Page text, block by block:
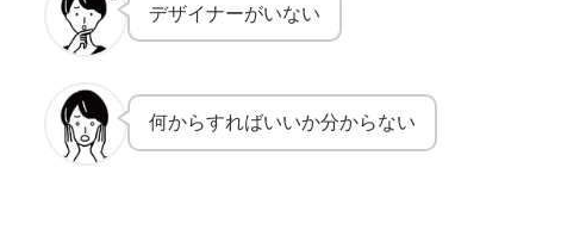
デザイナーがいない
何からすればいいか分からない